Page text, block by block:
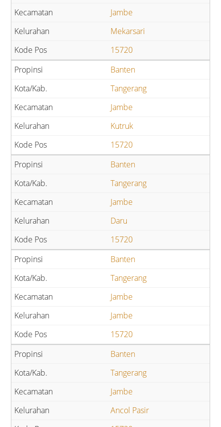
Jambe
Mekarsari
15720
Banten
Tangerang
Jambe
Kutruk
15720
Banten
Tangerang
Jambe
Daru
15720
Banten
Tangerang
Jambe
Jambe
15720
Banten
Tangerang
Jambe
Ancol Pasir